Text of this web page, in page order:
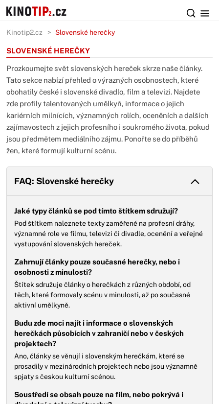
Kinotip2.cz Slovenské herečky
SLOVENSKÉ HEREČKY
Prozkoumejte svět slovenských hereček skrze naše články.
Tato sekce nabízí přehled o výrazných osobnostech, které
obohatily české i slovenské divadlo, film a televizi. Najdete
zde profily talentovaných umělkyň, informace o jejich
kariérních milnících, významných rolích, oceněních a dalších
zajímavostech z jejich profesního i soukromého života, pokud
jsou předmětem mediálního zájmu. Ponořte se do příběhů
žen, které formují kulturní scénu.
FAQ: Slovenské herečky
Jaké typy článků se pod tímto štítkem sdružují?
Pod štítkem naleznete texty zaměřené na profesní dráhy,
významné role ve filmu, televizi či divadle, ocenění a veřejné
vystupování slovenských hereček.
Zahrnují články pouze současné herečky, nebo i
osobnosti z minulosti?
Štítek sdružuje články o herečkách z různých období, od
těch, které formovaly scénu v minulosti, až po současné
aktivní umělkyně.
Budu zde moci najít i informace o slovenských
herečkách působících v zahraničí nebo v českých
projektech?
Ano, články se věnují i slovenským herečkám, které se
prosadily v mezinárodních projektech nebo jsou významně
spjaty s českou kulturní scénou.
Soustředí se obsah pouze na film, nebo pokrývá i